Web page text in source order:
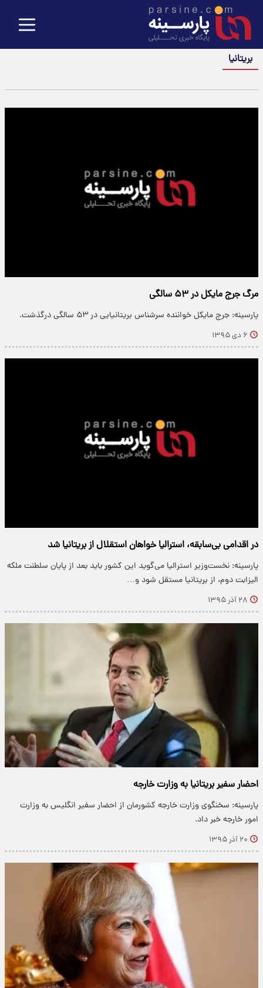
بریتانیا
مرگ جرج مایکل در ۵۳ سالگی
پارسینه: جرج مایکل خواننده سرشناس بریتانیایی در ۵۳ سالگی درگذشت.
۶ دی ۱۳۹۵
در اقدامی بی‌سابقه، استرالیا خواهان استقلال از بریتانیا شد
پارسینه: نخست‌وزیر استرالیا می‌گوید این کشور باید بعد از پایان سلطنت ملکه
الیزابت دوم، از بریتانیا مستقل شود و…
۲۸ آذر ۱۳۹۵
احضار سفیر بریتانیا به وزارت خارجه
پارسینه: سخنگوی وزارت خارجه کشورمان از احضار سفیر انگلیس به وزارت
امور خارجه خبر داد.
۲۰ آذر ۱۳۹۵